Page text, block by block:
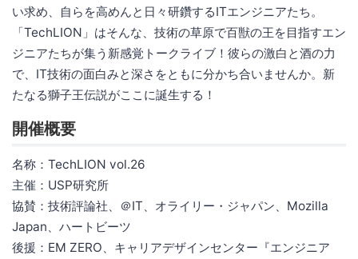
い求め、自らを高めんと日々研鑽するITエンジニアたち。
「TechLION」はそんな、技術の草原で百獣の王を目指すエン
ジニアたちが集う新感覚トークライブ！彼らの激白と酒の力
で、IT技術の面白みと深さをともに分かち合いませんか。新
たなる獅子王伝説がここに誕生する！
開催概要
名称：TechLION vol.26
主催：USP研究所
協賛：技術評論社、＠IT、オライリー・ジャパン、Mozilla
Japan、ハートビーツ
後援：EM ZERO、キャリアデザインセンター『エンジニア